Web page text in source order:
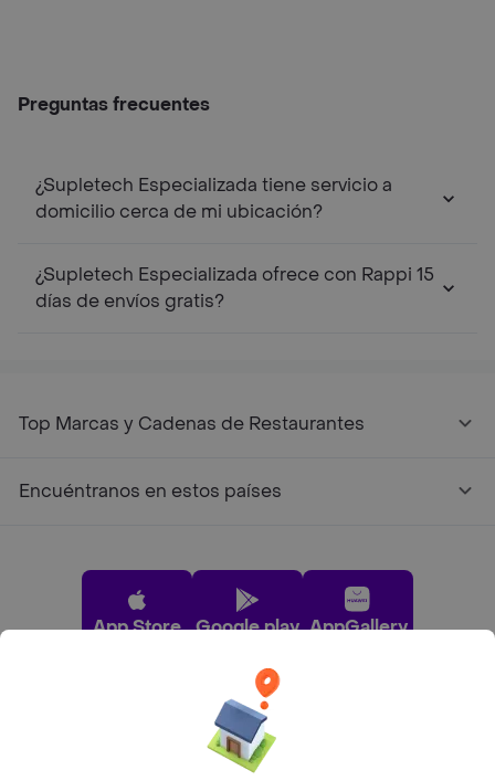
Preguntas frecuentes
¿Supletech Especializada tiene servicio a
domicilio cerca de mi ubicación?
¿Supletech Especializada ofrece con Rappi 15
días de envíos gratis?
Top Marcas y Cadenas de Restaurantes
Encuéntranos en estos países
App Store Google play AppGallery
Pide tu comida favorita cerca de ti